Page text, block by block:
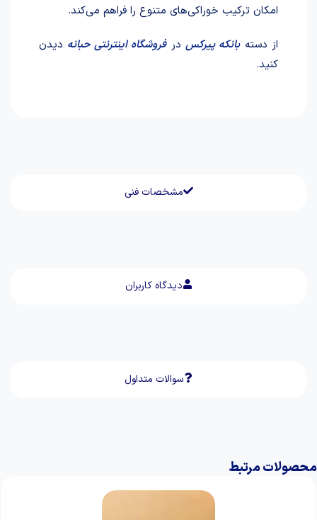
مشخصات فنی
دیدگاه کاربران
سوالات متداول
امکان ترکیب خوراکی‌های متنوع را فراهم می‌کند.
از دستهبانکه پیرکس درفروشگاه اینترنتی حبانه دیدن
کنید.
محصولات مرتبط